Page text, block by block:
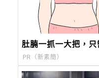
肚腩一抓一大把，
PR（新素簡）